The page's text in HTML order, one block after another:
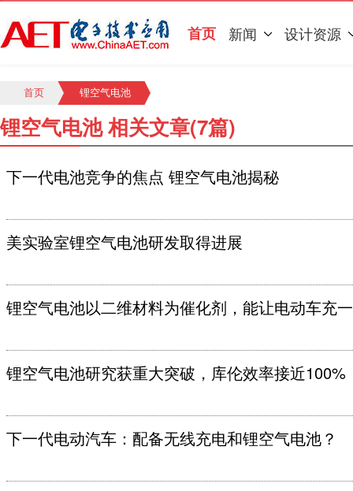
首页 新闻 设计资源
首页 锂空气电池
锂空气电池 相关文章(7篇)
下一代电池竞争的焦点 锂空气电池揭秘
美实验室锂空气电池研发取得进展
锂空气电池以二维材料为催化剂，能让电动车充
锂空气电池研究获重大突破，库伦效率接近100%
下一代电动汽车：配备无线充电和锂空气电池？